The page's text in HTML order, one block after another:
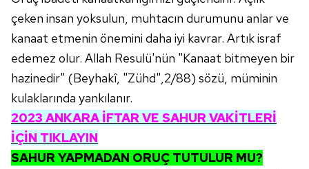
çeken insan yoksulun, muhtacın durumunu anlar ve
kanaat etmenin önemini daha iyi kavrar. Artık israf
edemez olur. Allah Resulü'nün "Kanaat bitmeyen bir
hazinedir" (Beyhakî, "Zühd",2/88) sözü, müminin
kulaklarında yankılanır.
2023 ANKARA İFTAR VE SAHUR VAKİTLERİ
İÇİN TIKLAYIN
SAHUR YAPMADAN ORUÇ TUTULUR MU?